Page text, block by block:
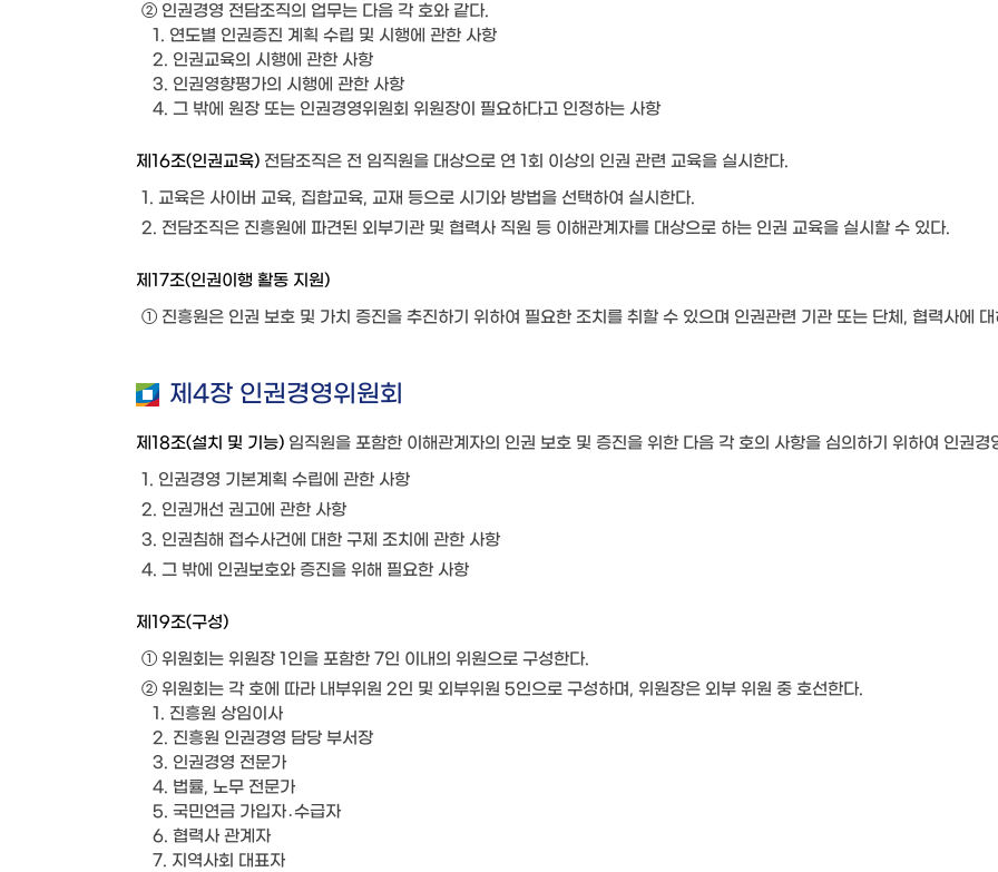
② 인권경영 전담조직의 업무는 다음 각 호와 같다.
1. 연도별 인권증진 계획 수립 및 시행에 관한 사항
2. 인권교육의 시행에 관한 사항
3. 인권영향평가의 시행에 관한 사항
4. 그 밖에 원장 또는 인권경영위원회 위원장이 필요하다고 인정하는 사항
제16조(인권교육) 전담조직은 전 임직원을 대상으로 연 1회 이상의 인권 관련 교육을 실시한다.
1. 교육은 사이버 교육, 집합교육, 교재 등으로 시기와 방법을 선택하여 실시한다.
2. 전담조직은 진흥원에 파견된 외부기관 및 협력사 직원 등 이해관계자를 대상으로 하는 인권 교육을 실시할 수 있다.
제17조(인권이행 활동 지원)
① 진흥원은 인권 보호 및 가치 증진을 추진하기 위하여 필요한 조치를 취할 수 있으며 인권관련 기관 또는 단체, 협력사에
제4장 인권경영위원회
제18조(설치 및 기능) 임직원을 포함한 이해관계자의 인권 보호 및 증진을 위한 다음 각 호의 사항을 심의하기 위하여 인권경
1. 인권경영 기본계획 수립에 관한 사항
2. 인권개선 권고에 관한 사항
3. 인권침해 접수사건에 대한 구제 조치에 관한 사항
4. 그 밖에 인권보호와 증진을 위해 필요한 사항
제19조(구성)
① 위원회는 위원장 1인을 포함한 7인 이내의 위원으로 구성한다.
② 위원회는 각 호에 따라 내부위원 2인 및 외부위원 5인으로 구성하며, 위원장은 외부 위원 중 호선한다.
1. 진흥원 상임이사
2. 진흥원 인권경영 담당 부서장
3. 인권경영 전문가
4. 법률, 노무 전문가
5. 국민연금 가입자․수급자
6. 협력사 관계자
7. 지역사회 대표자